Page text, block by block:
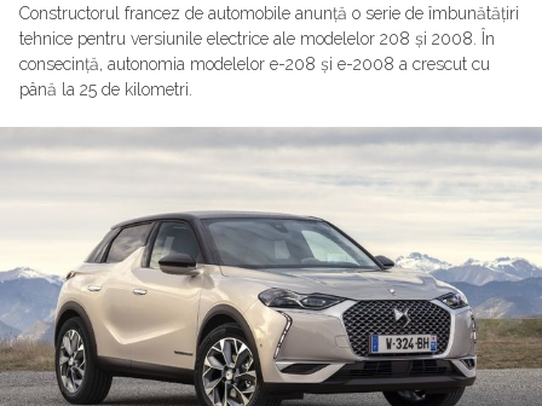
Constructorul francez de automobile anunță o serie de îmbunătățiri
tehnice pentru versiunile electrice ale modelelor 208 și 2008. În
consecință, autonomia modelelor e-208 și e-2008 a crescut cu
până la 25 de kilometri.